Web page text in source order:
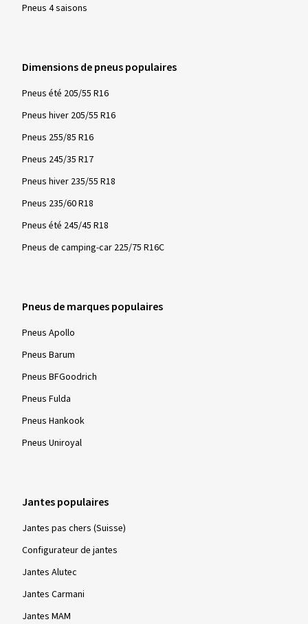
Pneus 4 saisons
Dimensions de pneus populaires
Pneus été 205/55 R16
Pneus hiver 205/55 R16
Pneus 255/85 R16
Pneus 245/35 R17
Pneus hiver 235/55 R18
Pneus 235/60 R18
Pneus été 245/45 R18
Pneus de camping-car 225/75 R16C
Pneus de marques populaires
Pneus Apollo
Pneus Barum
Pneus BFGoodrich
Pneus Fulda
Pneus Hankook
Pneus Uniroyal
Jantes populaires
Jantes pas chers (Suisse)
Configurateur de jantes
Jantes Alutec
Jantes Carmani
Jantes MAM